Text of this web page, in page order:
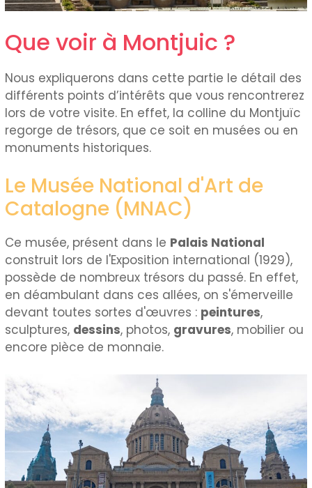
Que voir à Montjuic ?
Nous expliquerons dans cette partie le détail des
différents points d’intérêts que vous rencontrerez
lors de votre visite. En effet, la colline du Montjuïc
regorge de trésors, que ce soit en musées ou en
monuments historiques.
Le Musée National d'Art de
Catalogne (MNAC)
Ce musée, présent dans le Palais National
construit lors de l'Exposition international (1929),
possède de nombreux trésors du passé. En effet,
en déambulant dans ces allées, on s'émerveille
devant toutes sortes d'œuvres : peintures,
sculptures, dessins, photos, gravures, mobilier ou
encore pièce de monnaie.